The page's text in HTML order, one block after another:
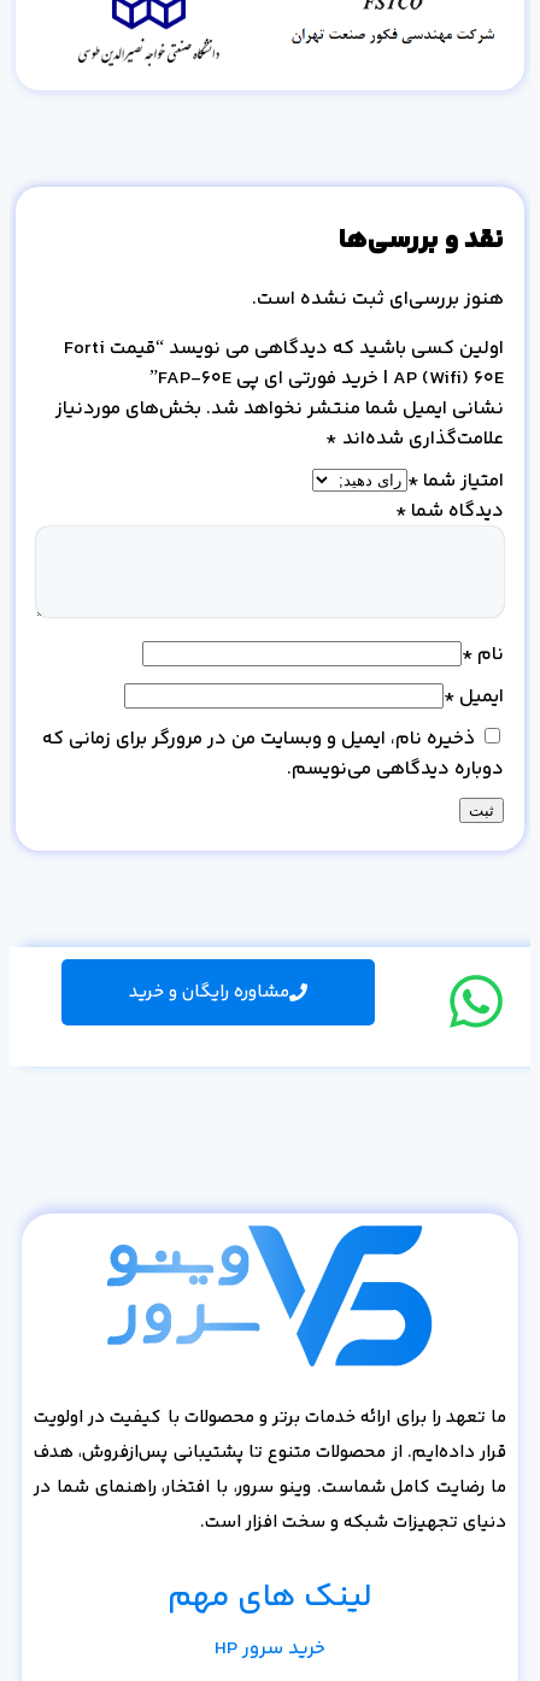
نقد و بررسی‌ها
هنوز بررسی‌ای ثبت نشده است.
اولین کسی باشید که دیدگاهی می نویسد “قیمت Forti
AP (Wifi) 60E | خرید فورتی ای پی FAP-60E”
نشانی ایمیل شما منتشر نخواهد شد. بخش‌های موردنیاز
علامت‌گذاری شده‌اند *
امتیاز شما *
دیدگاه شما *
نام *
ایمیل *
ذخیره نام، ایمیل و وبسایت من در مرورگر برای زمانی که
دوباره دیدگاهی می‌نویسم.
مشاوره رایگان و خرید
ما تعهد را برای ارائه خدمات برتر و محصولات با کیفیت در اولویت
قرار داده‌ایم. از محصولات متنوع تا پشتیبانی پس‌از‌فروش، هدف
ما رضایت کامل شماست. وینو سرور، با افتخار، راهنمای شما در
دنیای تجهیزات شبکه و سخت افزار است.
لینک های مهم
خرید سرور HP